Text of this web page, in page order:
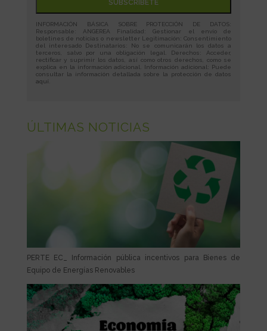
INFORMACIÓN BÁSICA SOBRE PROTECCIÓN DE DATOS:
Responsable: ANGEREA Finalidad: Gestionar el envío de
boletines de noticias o newsletter Legitimación: Consentimiento
del interesado Destinatarios: No se comunicarán los datos a
terceros, salvo por una obligación legal. Derechos: Acceder,
rectificar y suprimir los datos, así como otros derechos, como se
explica en la información adicional. Información adicional: Puede
consultar la información detallada sobre la protección de datos
aquí
ÚLTIMAS NOTICIAS
PERTE EC_ Información pública incentivos para Bienes de
Equipo de Energías Renovables